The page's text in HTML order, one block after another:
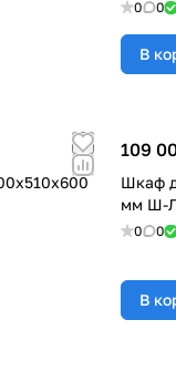
0 0
В
109
Шкаф
мм Ш-
0 0
В